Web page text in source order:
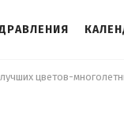
цветов-